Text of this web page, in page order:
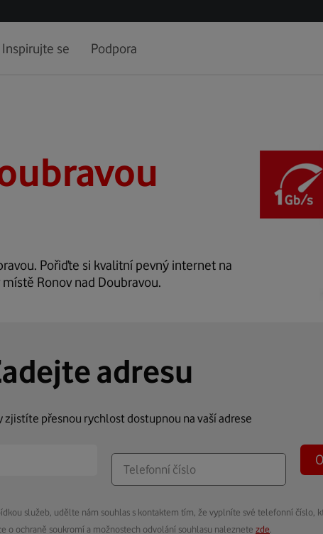
Inspirujte se Podpora
Pořiďte si kvalitní pevný internet na
Ronov nad Doubravou.
adresu
zjistíte přesnou rychlost dostupnou na vaší adrese
služeb, udělte nám souhlas s kontaktem tím, že vyplníte své telefonní číslo,
o ochraně soukromí a možnostech odvolání souhlasu naleznete zde